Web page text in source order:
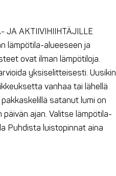
JA AKTIIVIHIIHTÄJILLE
lämpötila-alueeseen ja
ovat ilman lämpötiloja.
yksiselitteisesti. Uusikin
vanhaa tai lähellä
satanut lumi on
ajan. Valitse lämpötila-
Puhdista luistopinnat aina